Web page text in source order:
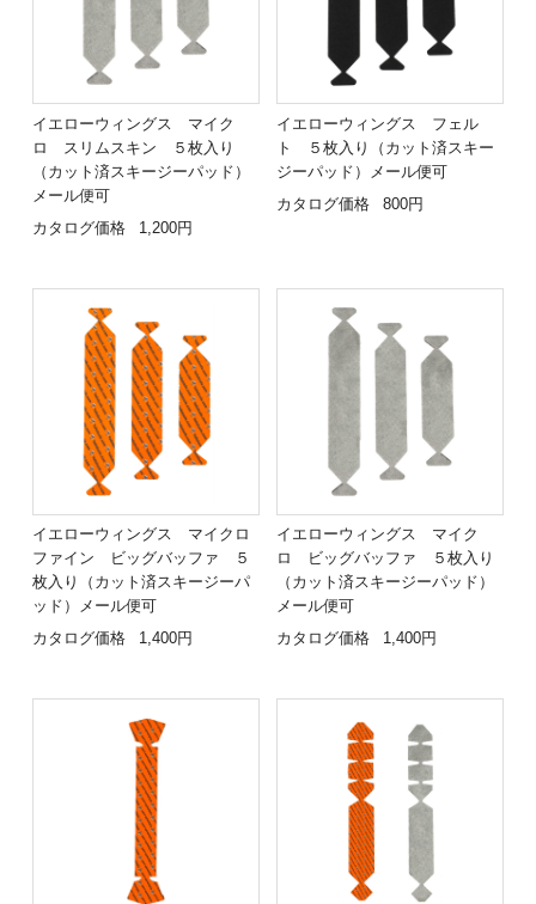
イエローウィングス マイク
ロ スリムスキン ５枚入り
（カット済スキージーパッド）
メール便可
カタログ価格
1,200円
イエローウィングス フェル
ト ５枚入り（カット済スキー
ジーパッド）メール便可
カタログ価格
800円
イエローウィングス マイクロ
ファイン ビッグバッファ ５
枚入り（カット済スキージーパ
ッド）メール便可
カタログ価格
1,400円
イエローウィングス マイク
ロ ビッグバッファ ５枚入り
（カット済スキージーパッド）
メール便可
カタログ価格
1,400円